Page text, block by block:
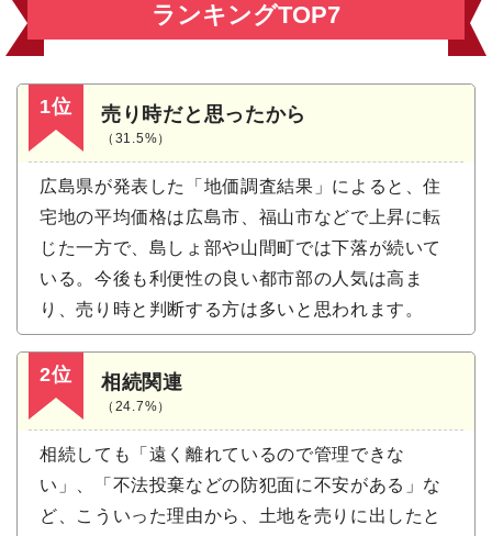
ランキングTOP7
1位 売り時だと思ったから
（31.5%）
広島県が発表した「地価調査結果」によると、住
宅地の平均価格は広島市、福山市などで上昇に転
じた一方で、島しょ部や山間町では下落が続いて
いる。今後も利便性の良い都市部の人気は高ま
り、売り時と判断する方は多いと思われます。
2位 相続関連
（24.7%）
相続しても「遠く離れているので管理できな
い」、「不法投棄などの防犯面に不安がある」な
ど、こういった理由から、土地を売りに出したと